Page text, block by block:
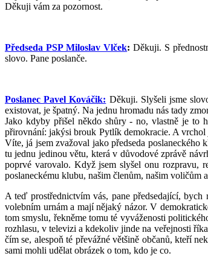
Děkuji vám za pozornost.
Předseda PSP Miloslav Vlček: Děkuji. S
slovo. Pane poslanče.
Poslanec Pavel Kováčik: Děkuji. Slyšeli jsme
existovat, je špatný. Na jednu hromadu nás tady
Jako kdyby přišel někdo shůry - no, vlastně je to
přirovnání: jakýsi brouk Pytlík demokracie. A vrchol
Víte, já jsem zvažoval jako předseda
tu jednu jedinou větu, která v důvodové zprávě
poprvé varovalo. Když jsem slyšel onu rozpravu,
poslaneckému klubu, našim členům, našim voličům
A teď prostřednictvím vás, pane předsedající,
volebním urnám a mají nějaký názor. V
tom smyslu, řekněme tomu té vyváženosti
rozhlasu, v televizi a kdekoliv jinde na veřejnosti
čím se, alespoň té převážné většině občanů, kteří
sami mohli udělat obrázek o tom, kdo je co.